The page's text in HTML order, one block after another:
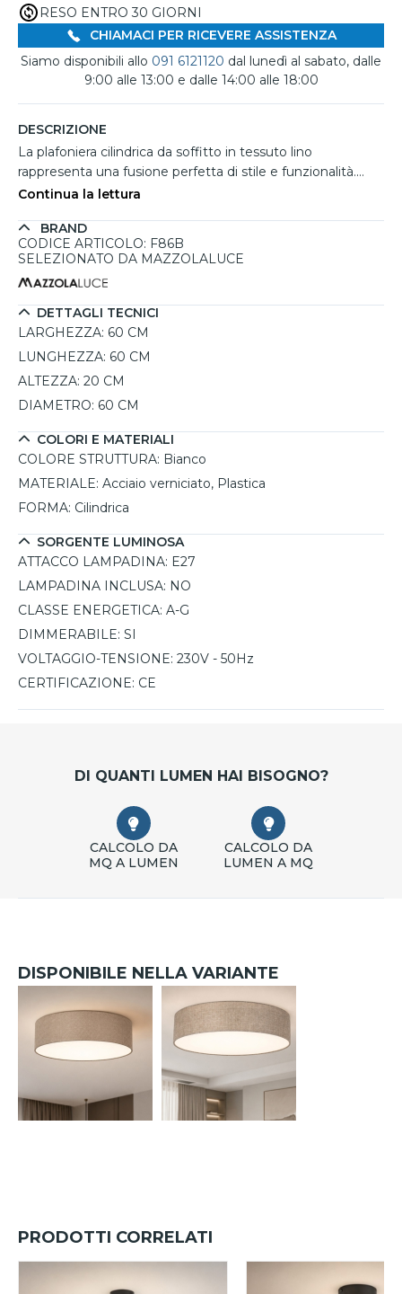
RESO ENTRO 30 GIORNI
CHIAMACI PER RICEVERE ASSISTENZA
Siamo disponibili allo 091 6121120 dal lunedì al sabato, dalle
9:00 alle 13:00 e dalle 14:00 alle 18:00
DESCRIZIONE
La plafoniera cilindrica da soffitto in tessuto lino
rappresenta una fusione perfetta di stile e funzionalità.
Con un diametro di 60 cm, questo apparecchio di
arricchita da un design boho e scandic-eco. Il paralume di
colore beige, realizzato in tessuto di lino, diffonde una luce
in ambienti come soggiorni, camere da letto o spazi di
lavoro. La struttura in acciaio verniciato bianco garantisce
robustezza e durata, mentre il montaggio facile grazie a
una speciale tecnologia di assemblaggio magnetico rende
massima di 15W, è possibile personalizzare la temperatura
della luce a seconda della lampadina scelta, rendendo
questa plafoniera un'opzione versatile per ogni esigenza di
illuminazione.
Continua la lettura
BRAND
CODICE ARTICOLO: F86B
SELEZIONATO DA MAZZOLALUCE
DETTAGLI TECNICI
LARGHEZZA: 60 CM
LUNGHEZZA: 60 CM
ALTEZZA: 20 CM
DIAMETRO: 60 CM
COLORI E MATERIALI
COLORE STRUTTURA: Bianco
MATERIALE: Acciaio verniciato, Plastica
FORMA: Cilindrica
SORGENTE LUMINOSA
ATTACCO LAMPADINA: E27
LAMPADINA INCLUSA: NO
CLASSE ENERGETICA: A-G
DIMMERABILE: SI
VOLTAGGIO-TENSIONE: 230V - 50Hz
CERTIFICAZIONE: CE
DI QUANTI LUMEN HAI BISOGNO?
CALCOLO DA
MQ A LUMEN
CALCOLO DA
LUMEN A MQ
DISPONIBILE NELLA VARIANTE
PRODOTTI CORRELATI